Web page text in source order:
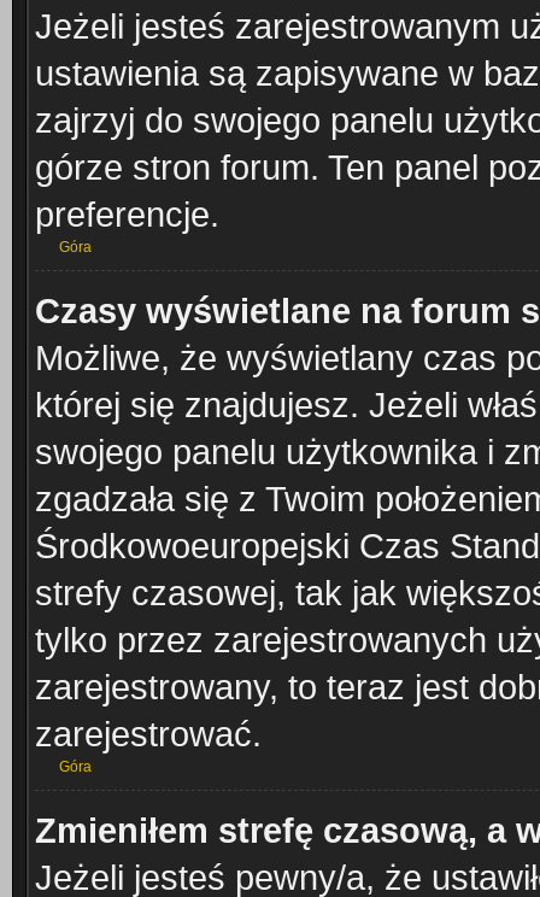
Jeżeli jesteś zarejestrowanym
ustawienia są zapisywane w
zajrzyj do swojego panelu
górze stron forum. Ten panel
preferencje.
Góra
Czasy wyświetlane na forum
Możliwe, że wyświetlany czas
której się znajdujesz. Jeżeli
swojego panelu użytkownika i
zgadzała się z Twoim
Środkowoeuropejski Czas
strefy czasowej, tak jak
tylko przez zarejestrowanych
zarejestrowany, to teraz jest
zarejestrować.
Góra
Zmieniłem strefę czasową, a
Jeżeli jesteś pewny/a, że